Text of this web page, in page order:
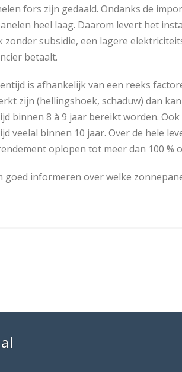
fors zijn gedaald. Ondanks de
heel laag. Daarom levert het
zonder subsidie, een lagere
betaalt.
is afhankelijk van een reeks
zijn (hellingshoek, schaduw) dan
binnen 8 à 9 jaar bereikt worden.
veelal binnen 10 jaar. Over de hele
oplopen tot meer dan 100 %
goed informeren over welke